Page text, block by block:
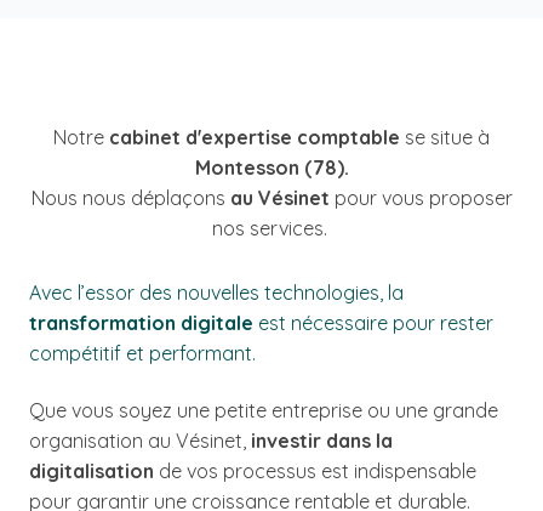
Notre cabinet d'expertise comptable se situe à
Montesson (78).
Nous nous déplaçons au Vésinet pour vous proposer
nos services.
Avec l’essor des nouvelles technologies, la
transformation digitale est nécessaire pour rester
compétitif et performant.
Que vous soyez une petite entreprise ou une grande
organisation au Vésinet, investir dans la
digitalisation de vos processus est indispensable
pour garantir une croissance rentable et durable.